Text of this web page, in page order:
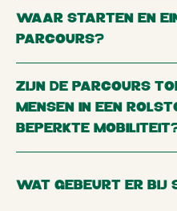
WAAR STARTEN EN
PARCOURS?
ZIJN DE PARCOURS
MENSEN IN EEN
BEPERKTE
WAT GEBEURT ER BIJ